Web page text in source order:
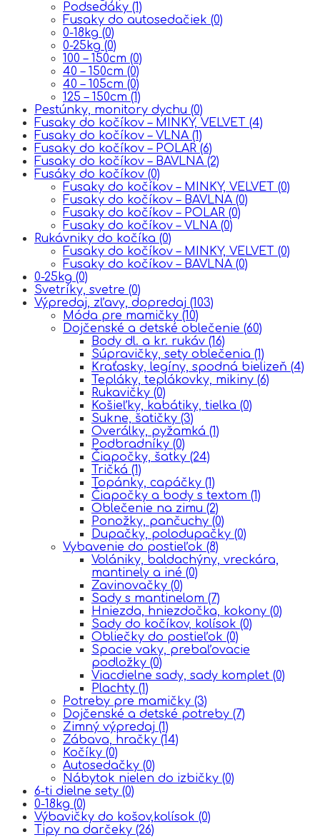
Podsedáky (1)
Fusaky do autosedačiek (0)
0-18kg (0)
0-25kg (0)
100 – 150cm (0)
40 – 150cm (0)
40 – 105cm (0)
125 – 150cm (1)
Pestúnky, monitory dychu (0)
Fusaky do kočíkov – MINKY, VELVET (4)
Fusaky do kočíkov – VLNA (1)
Fusaky do kočíkov – POLAR (6)
Fusaky do kočíkov – BAVLNA (2)
Fusáky do kočíkov (0)
Fusaky do kočíkov – MINKY, VELVET (0)
Fusaky do kočíkov – BAVLNA (0)
Fusaky do kočíkov – POLAR (0)
Fusaky do kočíkov – VLNA (0)
Rukávniky do kočíka (0)
Fusaky do kočíkov – MINKY, VELVET (0)
Fusaky do kočíkov – BAVLNA (0)
0-25kg (0)
Svetríky, svetre (0)
Výpredaj, zľavy, dopredaj (103)
Móda pre mamičky (10)
Dojčenské a detské oblečenie (60)
Body dl. a kr. rukáv (16)
Súpravičky, sety oblečenia (1)
Kraťasky, legíny, spodná bielizeň (4)
Tepláky, teplákovky, mikiny (6)
Rukavičky (0)
Košieľky, kabátiky, tielka (0)
Sukne, šatičky (3)
Overálky, pyžamká (1)
Podbradníky (0)
Čiapočky, šatky (24)
Tričká (1)
Topánky, capáčky (1)
Čiapočky a body s textom (1)
Oblečenie na zimu (2)
Ponožky, pančuchy (0)
Dupačky, polodupačky (0)
Vybavenie do postieľok (8)
Volániky, baldachýny, vreckára,
mantinely a iné (0)
Zavinovačky (0)
Sady s mantinelom (7)
Hniezda, hniezdočka, kokony (0)
Sady do kočíkov, kolísok (0)
Obliečky do postieľok (0)
Spacie vaky, prebaľovacie
podložky (0)
Viacdielne sady, sady komplet (0)
Plachty (1)
Potreby pre mamičky (3)
Dojčenské a detské potreby (7)
Zimný výpredaj (1)
Zábava, hračky (14)
Kočíky (0)
Autosedačky (0)
Nábytok nielen do izbičky (0)
6-ti dielne sety (0)
0-18kg (0)
Výbavičky do košov,kolísok (0)
Tipy na darčeky (26)